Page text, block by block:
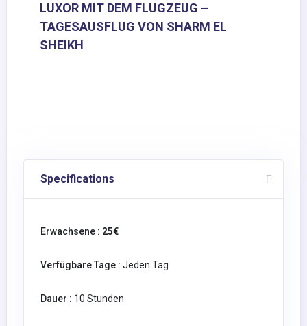
LUXOR MIT DEM FLUGZEUG –
TAGESAUSFLUG VON SHARM EL
SHEIKH
Specifications
Erwachsene : 25€
Verfügbare Tage : Jeden Tag
Dauer : 10 Stunden